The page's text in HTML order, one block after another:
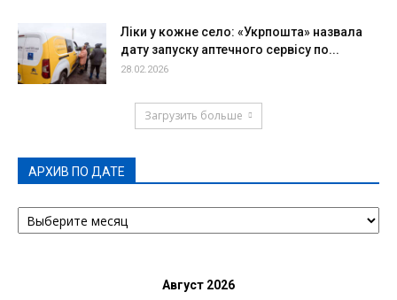
Ліки у кожне село: «Укрпошта» назвала
дату запуску аптечного сервісу по...
28.02.2026
Загрузить больше
АРХИВ ПО ДАТЕ
АРХИВ
ПО
Август 2026